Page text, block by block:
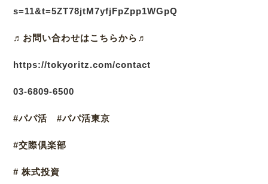
s=11&t=5ZT78jtM7yfjFpZpp1WGpQ
♬ お問い合わせはこちらから♬
https://tokyoritz.com/contact
03-6809-6500
#パパ活 #パパ活東京
#交際倶楽部
# 株式投資